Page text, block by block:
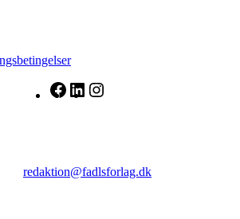
Facebook
LinkedIn
redaktion@fadlsforlag.dk